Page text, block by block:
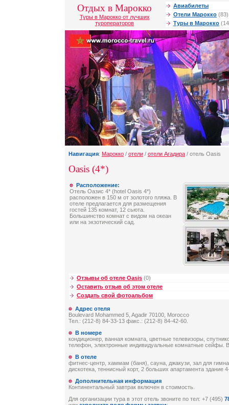
Отдых в Марокко
Туры в Марокко от лучших
туроператоров
Авиабилеты
Отели Марокко (83)
Туры в Марокко
Навигация: Марокко / отели / отели Агадира / отель Oasis
Oasis (4*)
Расположение:
Отель Оазис 4* (hotel Oasis 4*)
расположен в 150 м от золотого пляжа. В
отеле предлагается для размещения
гостей 135 комнат, 12 сьюта.
Большинство комнат с видом на океан
или на экзотический сад.
Отзывы об отеле Oasis (0)
Оставить отзыв об этом отеле
Создать свой фотоальбом
Адрес отеля
Boulevard Mohammed 5, Agadir 70100, Morocco
Тел.: (212-8) 84-33-13 факс.: (212-8) 84-42-60.
В номере
кондиционер, ванная комната, цветные телевизоры,
телефон, электронные индивидуальные комнатные сейфы.
В отеле
фитнес-центр, хаммам (баня), сауна, джакузи, зал для
дискотека, теннисный корт, 2 больших апартамента здание
Дополнительная информация
Континентальный завтрак включен в стоимость.
Для организации тура в этот отель звоните по тел: +7 (495)